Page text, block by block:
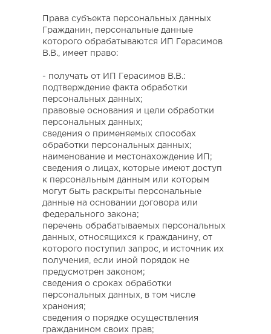
Права субъекта персональных данных
Гражданин, персональные данные
которого обрабатываются ИП Герасимов
В.В., имеет право:
- получать от ИП Герасимов В.В.:
подтверждение факта обработки
персональных данных;
правовые основания и цели обработки
персональных данных;
сведения о применяемых способах
обработки персональных данных;
наименование и местонахождение ИП;
сведения о лицах, которые имеют доступ
к персональным данным или которым
могут быть раскрыты персональные
данные на основании договора или
федерального закона;
перечень обрабатываемых персональных
данных, относящихся к гражданину, от
которого поступил запрос, и источник их
получения, если иной порядок не
предусмотрен законом;
сведения о сроках обработки
персональных данных, в том числе
хранения;
сведения о порядке осуществления
гражданином своих прав;